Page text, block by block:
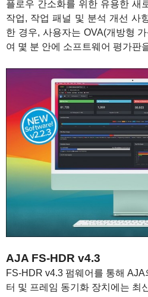
플로우 간소화를 위한 유용한 새
작업, 작업 패널 및 분석 개선 사
한 경우, 사용자는 OVA(개방형
여 몇 분 안에 소프트웨어 평가판
AJA FS-HDR v4.3
FS-HDR v4.3 펌웨어를 통해
터 및 프레임 동기화 장치에는 최